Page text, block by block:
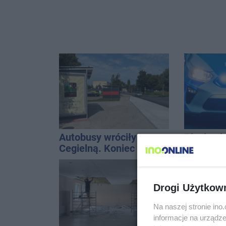
Autobusy wróciły na
Cegielną. Koniec
remontu zatok
Pięciu
promila
Drogi
Na naszej stronie
informacje na